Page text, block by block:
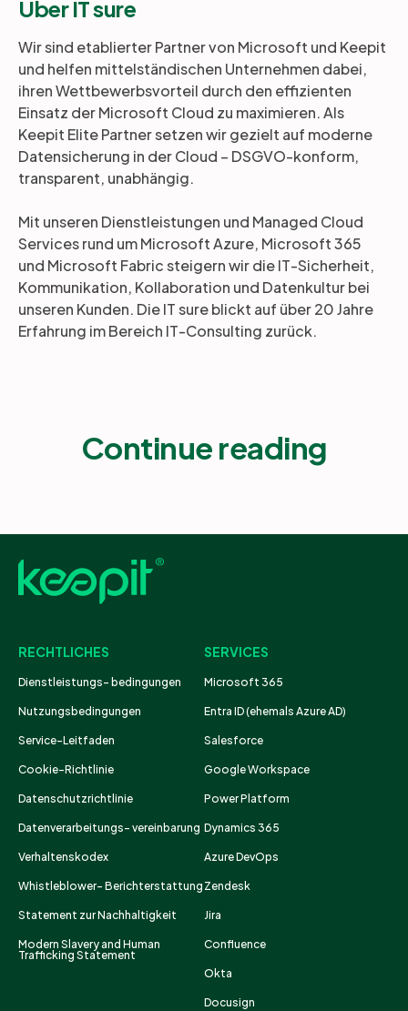
Über IT sure
Wir sind etablierter Partner von Microsoft und Keepit
und helfen mittelständischen Unternehmen dabei,
ihren Wettbewerbsvorteil durch den effizienten
Einsatz der Microsoft Cloud zu maximieren. Als
Keepit Elite Partner setzen wir gezielt auf moderne
Datensicherung in der Cloud – DSGVO-konform,
transparent, unabhängig.
Mit unseren Dienstleistungen und Managed Cloud
Services rund um Microsoft Azure, Microsoft 365
und Microsoft Fabric steigern wir die IT-Sicherheit,
Kommunikation, Kollaboration und Datenkultur bei
unseren Kunden. Die IT sure blickt auf über 20 Jahre
Erfahrung im Bereich IT-Consulting zurück.
Continue reading
RECHTLICHES
Dienstleistungs- bedingungen
Nutzungsbedingungen
Service-Leitfaden
Cookie-Richtlinie
Datenschutzrichtlinie
Datenverarbeitungs- vereinbarung
Verhaltenskodex
Whistleblower- Berichterstattung
Statement zur Nachhaltigkeit
Modern Slavery and Human
Trafficking Statement
SERVICES
Microsoft 365
Entra ID (ehemals Azure AD)
Salesforce
Google Workspace
Power Platform
Dynamics 365
Azure DevOps
Zendesk
Jira
Confluence
Okta
Docusign